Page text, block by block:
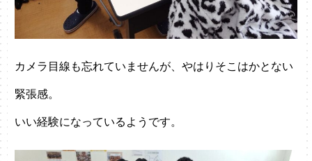
カメラ目線も忘れていませんが、やはりそこはかとない
緊張感。
いい経験になっているようです。